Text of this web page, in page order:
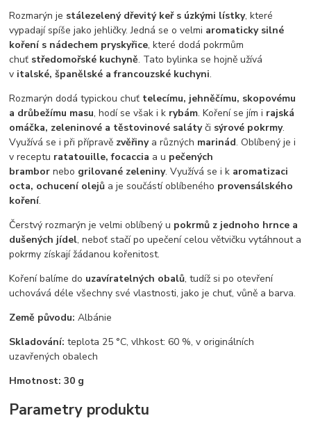
Rozmarýn je stálezelený dřevitý keř s úzkými lístky, které
vypadají spíše jako jehličky. Jedná se o velmi aromaticky silné
koření s nádechem pryskyřice, které dodá pokrmům
chuť středomořské kuchyně. Tato bylinka se hojně užívá
v italské, španělské a francouzské kuchyni.
Rozmarýn dodá typickou chuť telecímu, jehněčímu, skopovému
a drůbežímu masu, hodí se však i k rybám. Koření se jím i rajská
omáčka, zeleninové a těstovinové salátyči sýrové pokrmy.
Využívá se i při přípravě zvěřinya různých marinád. Oblíbený je i
v receptu ratatouille, focaccia a u pečených
brambor nebo grilované zeleniny. Využívá se i k aromatizaci
octa, ochucení olejů a je součástí oblíbeného provensálského
koření.
Čerstvý rozmarýn je velmi oblíbený u pokrmů z jednoho hrnce a
dušených jídel, neboť stačí po upečení celou větvičku vytáhnout a
pokrmy získají žádanou kořenitost.
Koření balíme do uzavíratelných obalů, tudíž si po otevření
uchovává déle všechny své vlastnosti, jako je chuť, vůně a barva.
Země původu: Albánie
Skladování:teplota 25 °C, vlhkost: 60 %, v originálních
uzavřených obalech
Hmotnost: 30 g
Parametry produktu